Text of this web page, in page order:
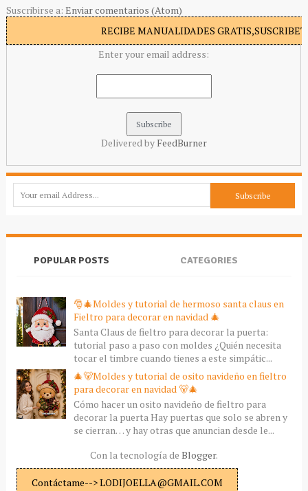
Suscribirse a: Enviar comentarios (Atom)
RECIBE MANUALIDADES
Enter your email address:
Delivered by FeedBurner
POPULAR POSTS CATEGORIES
🎅🎄Moldes y tutorial de hermoso santa claus en
Fieltro para decorar en navidad 🎄
Santa Claus de fieltro para decorar la puerta:
tutorial paso a paso con moldes ¿Quién necesita
tocar el timbre cuando tienes a este simpátic...
🎄🐻Moldes y tutorial de osito navideño en fieltro
para decorar en navidad 🐻🎄
Cómo hacer un osito navideño de fieltro para
decorar la puerta Hay puertas que solo se abren y
se cierran… y hay otras que anuncian desde le...
Con la tecnología de Blogger.
Contáctame--> LODIJOELLA@GMAIL.COM